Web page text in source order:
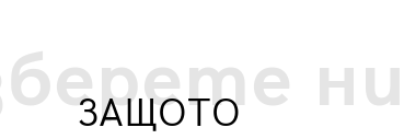
ни
ЗАЩОТО